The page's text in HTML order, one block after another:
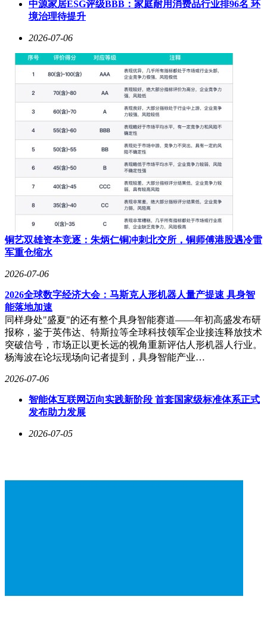
中源家居ESG评级BBB：家庭耐用消费品行业排96名 环
境治理待提升
2026-07-06
铜艺双雄资本竞逐：朱炳仁铜冲刺北交所，铜师傅港股遇冷雷
军重仓缩水
2026-07-06
2026全球数字经济大会：马斯克人形机器人量产提速 具身智
能落地加速
同样身处"盛夏"的还有整个具身智能赛道——年初高盛发布研
报称，鉴于英伟达、特斯拉等全球科技领军企业接连释放技术
突破信号，市场正以更长远的视角重新评估人形机器人行业。
杨海波在论坛现场向记者提到，具身智能产业…
2026-07-06
智能体互联网迈向实践新阶段 首套国家级标准体系正式
发布助力发展
2026-07-05